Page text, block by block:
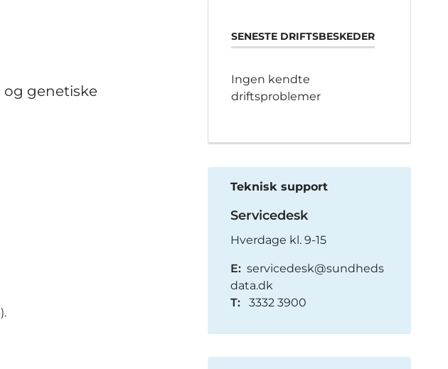
og genetiske
SENESTE DRIFTSBESKEDER
Ingen kendte
driftsproblemer
Teknisk support
Servicedesk
Hverdage kl. 9-15
E: servicedesk@sundheds
data.dk
T:
3332 3900